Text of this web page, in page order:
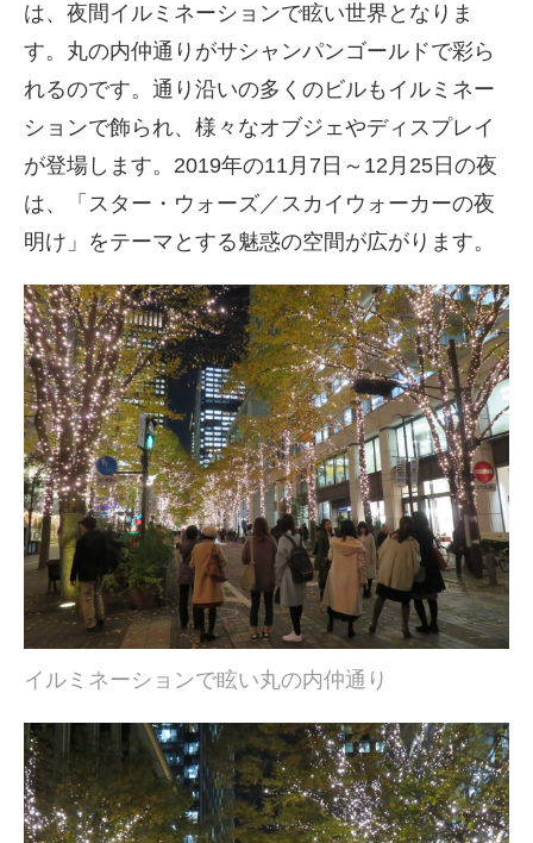
は、夜間イルミネーションで眩い世界となりま
す。丸の内仲通りがサシャンパンゴールドで彩ら
れるのです。通り沿いの多くのビルもイルミネー
ションで飾られ、様々なオブジェやディスプレイ
が登場します。2019年の11月7日～12月25日の夜
は、「スター・ウォーズ／スカイウォーカーの夜
明け」をテーマとする魅惑の空間が広がります。
イルミネーションで眩い丸の内仲通り